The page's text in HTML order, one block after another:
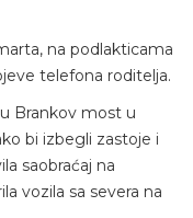
na podlakticama
telefona roditelja.
Brankov most u
bi izbegli zastoje i
saobraćaj na
vozila sa severa na